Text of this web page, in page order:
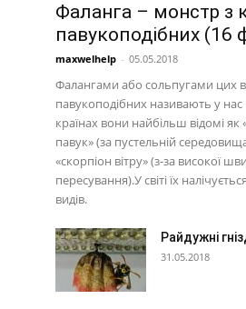
Фаланга – монстр з
павукоподібних (16
maxwelhelp - 05.05.2018
Фалангами або сольпугами цих
павукоподібних називають у нас
країнах вони найбільш відомі
павук» (за пустельній
«скорпіон вітру» (з-за високої
пересування).У світі їх
видів.
Райдужні
31.05.2018